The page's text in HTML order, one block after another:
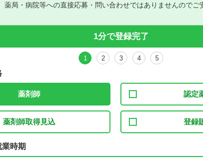
薬局・病院等への直接応募・問い合わせではありませんのでご
1分で登録完了
1 2 3 4 5
薬剤師 認定
薬剤師取得見込 登録
年時期